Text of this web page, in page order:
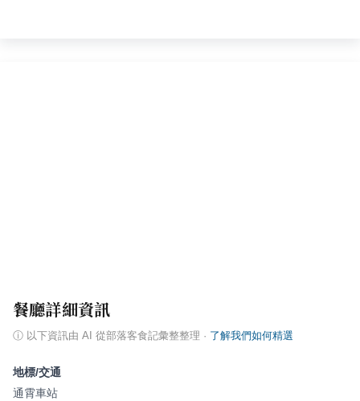
餐廳詳細資訊
ⓘ 以下資訊由 AI 從部落客食記彙整整理 · 了解我們如何精選
地標/交通
通霄車站